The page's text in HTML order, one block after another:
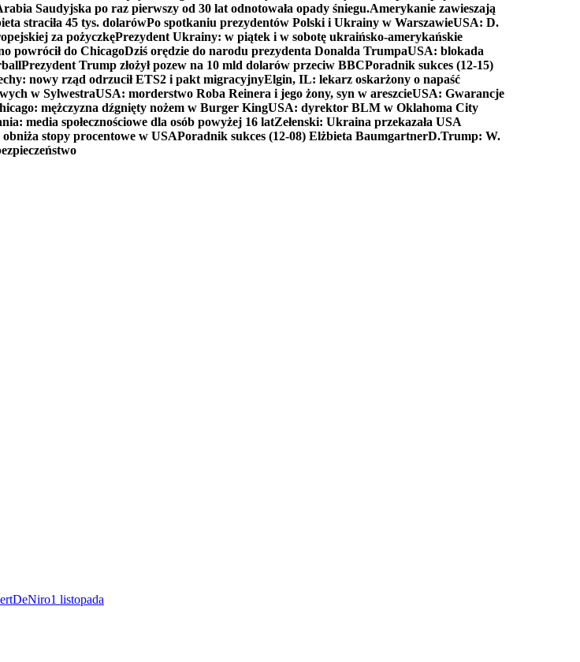
Saudyjska po raz pierwszy od 30 lat odnotowała opady śniegu.Amerykanie zawieszają
straciła 45 tys. dolarówPo spotkaniu prezydentów Polski i Ukrainy w WarszawieUSA: D.
za pożyczkęPrezydent Ukrainy: w piątek i w sobotę ukraińsko-amerykańskie
powrócił do ChicagoDziś orędzie do narodu prezydenta Donalda TrumpaUSA: blokada
Prezydent Trump złożył pozew na 10 mld dolarów przeciw BBCPoradnik sukces (12-15)
nowy rząd odrzucił ETS2 i pakt migracyjnyElgin, IL: lekarz oskarżony o napaść
w SylwestraUSA: morderstwo Roba Reinera i jego żony, syn w areszcieUSA: Gwarancje
mężczyzna dźgnięty nożem w Burger KingUSA: dyrektor BLM w Oklahoma City
media społecznościowe dla osób powyżej 16 latZełenski: Ukraina przekazała USA
stopy procentowe w USAPoradnik sukces (12-08) Elżbieta BaumgartnerD.Trump: W.
1 listopada